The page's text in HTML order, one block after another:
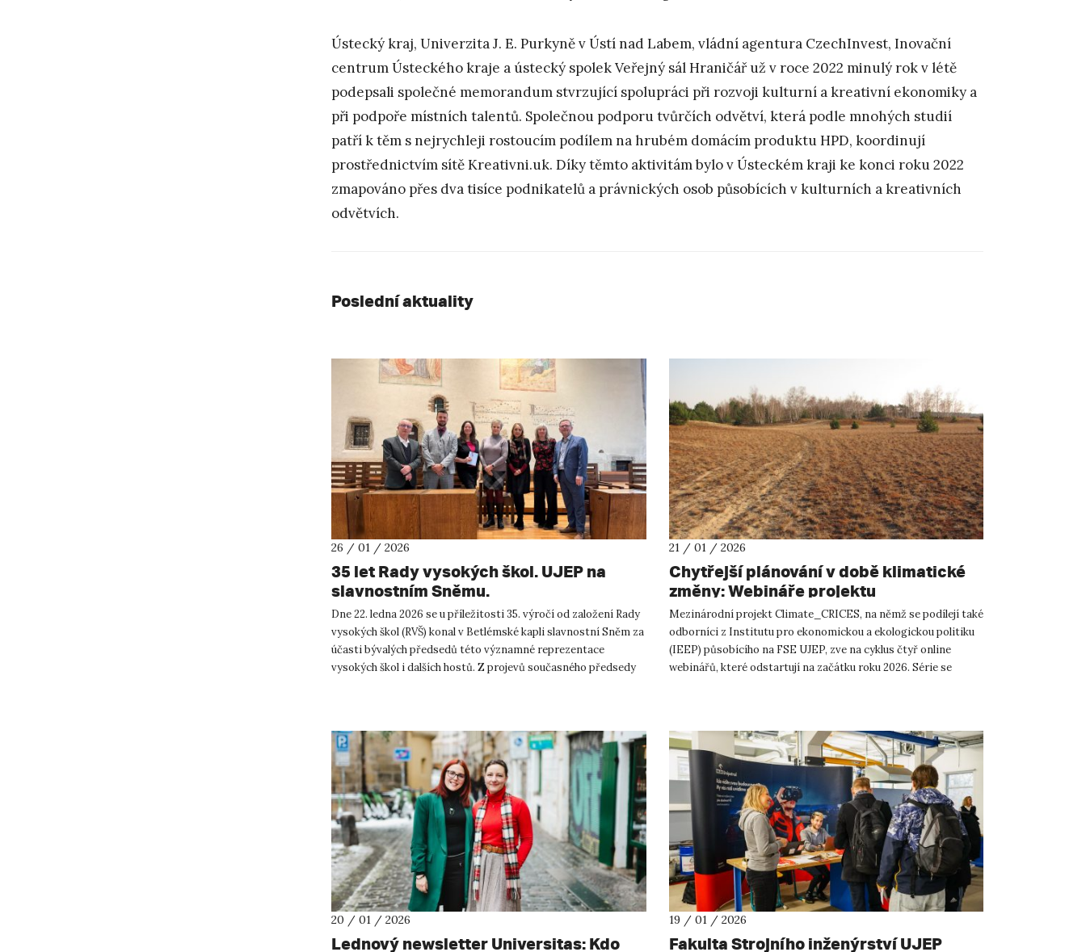
Ústecký kraj, Univerzita J. E. Purkyně v Ústí nad Labem, vládní agentura CzechInvest, Inovační
centrum Ústeckého kraje a ústecký spolek Veřejný sál Hraničář už v roce 2022 minulý rok v létě
podepsali společné memorandum stvrzující spolupráci při rozvoji kulturní a kreativní ekonomiky a
při podpoře místních talentů. Společnou podporu tvůrčích odvětví, která podle mnohých studií
patří k těm s nejrychleji rostoucím podílem na hrubém domácím produktu HPD, koordinují
prostřednictvím sítě Kreativni.uk. Díky těmto aktivitám bylo v Ústeckém kraji ke konci roku 2022
zmapováno přes dva tisíce podnikatelů a právnických osob působících v kulturních a kreativních
odvětvích.
Poslední aktuality
26 / 01 / 2026
35 let Rady vysokých škol. UJEP na
slavnostním Sněmu.
Dne 22. ledna 2026 se u příležitosti 35. výročí od založení Rady
vysokých škol (RVŠ) konal v Betlémské kapli slavnostní Sněm za
účasti bývalých předsedů této významné reprezentace
vysokých škol i dalších hostů. Z projevů současného předsedy
21 / 01 / 2026
Chytřejší plánování v době klimatické
změny: Webináře projektu
Climate_CRICES
Mezinárodní projekt Climate_CRICES, na němž se podílejí také
odborníci z Institutu pro ekonomickou a ekologickou politiku
(IEEP) působícího na FSE UJEP, zve na cyklus čtyř online
webinářů, které odstartují na začátku roku 2026. Série se
20 / 01 / 2026
Lednový newsletter Universitas: Kdo
19 / 01 / 2026
Fakulta Strojního inženýrství UJEP